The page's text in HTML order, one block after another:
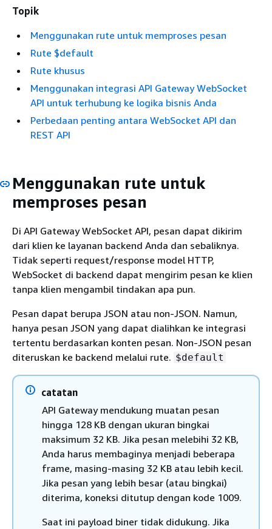
Topik
Menggunakan rute untuk memproses pesan
Rute $default
Rute khusus
Menggunakan integrasi API Gateway WebSocket
API untuk terhubung ke logika bisnis Anda
Perbedaan penting antara WebSocket API dan
REST API
Menggunakan rute untuk
memproses pesan
Di API Gateway WebSocket API, pesan dapat dikirim
dari klien ke layanan backend Anda dan sebaliknya.
Tidak seperti request/response model HTTP,
WebSocket di backend dapat mengirim pesan ke klien
tanpa klien mengambil tindakan apa pun.
Pesan dapat berupa JSON atau non-JSON. Namun,
hanya pesan JSON yang dapat dialihkan ke integrasi
tertentu berdasarkan konten pesan. Non-JSON pesan
diteruskan ke backend melalui rute. $default
catatan
API Gateway mendukung muatan pesan
hingga 128 KB dengan ukuran bingkai
maksimum 32 KB. Jika pesan melebihi 32 KB,
Anda harus membaginya menjadi beberapa
frame, masing-masing 32 KB atau lebih kecil.
Jika pesan yang lebih besar (atau bingkai)
diterima, koneksi ditutup dengan kode 1009.
Saat ini payload biner tidak didukung. Jika